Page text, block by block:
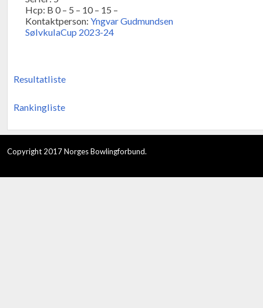
Hcp: B 0 – 5 – 10 – 15 –
Kontaktperson: Yngvar Gudmundsen
SølvkulaCup 2023-24
Resultatliste
Rankingliste
Copyright 2017 Norges Bowlingforbund.